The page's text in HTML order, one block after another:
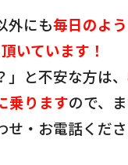
外にも毎日のよ
頂いています！
」と不安な方は、
乗りますので、
せ・お電話くださ